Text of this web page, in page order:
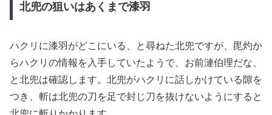
北兜の狙いはあくまで漆羽
ハクリに漆羽がどこにいる、と尋ねた北兜ですが、毘灼か
らハクリの情報を入手していたようで、お前漣伯理だな、
と北兜は確認します。北兜がハクリに話しかけている隙を
つき、斬は北兜の刀を足で封じ刀を抜けないようにすると